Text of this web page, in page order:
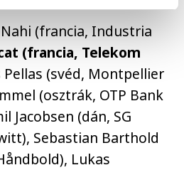
(francia, Industria
(francia, Telekom
Pellas (svéd, Montpellier
(osztrák, OTP Bank
Jacobsen (dán, SG
Sebastian Barthold
Lukas